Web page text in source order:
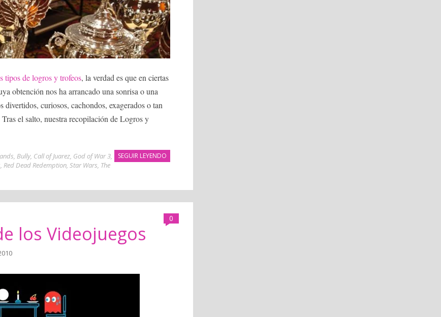
tipos de logros y trofeos, la verdad es que en ciertas
obtención nos ha arrancado una sonrisa o una
divertidos, curiosos, cachondos, exagerados o tan
el salto, nuestra recopilación de Logros y
SEGUIR LEYENDO
, Bully, Call of Juarez, God of War 3,
, Red Dead Redemption, Star Wars, The
0
los Videojuegos